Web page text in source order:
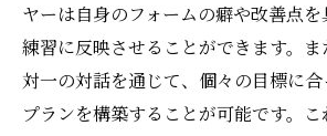
ヤーは自身のフォームの癖や改善点を
練習に反映させることができます。
対一の対話を通じて、個々の目標に
プランを構築することが可能です。こ